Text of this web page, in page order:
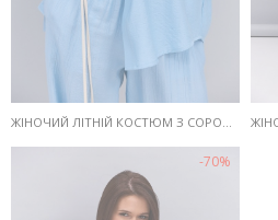
ЖІНОЧИЙ ЛІТНІЙ КОСТЮМ З СОРОЧКОЮ І ШТАНАМИ БЛАКИТНИЙ З БІЛИМ МЕРЕЖИВОМ
-70%